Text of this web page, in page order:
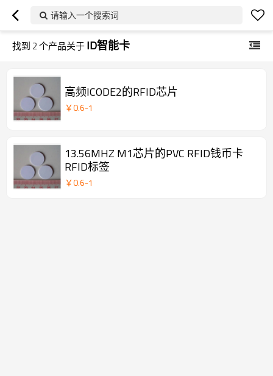
请输入一个搜索词
找到 2个产品关于ID智能卡
高频ICODE2的RFID芯片
￥0.6-1
13.56MHZ M1芯片的PVC RFID钱币卡
RFID标签
￥0.6-1